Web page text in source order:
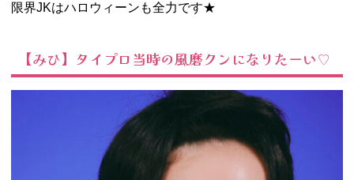
限界JKはハロウィーンも全力です★
【みひ】タイプロ当時の風磨クンになりたーい♡